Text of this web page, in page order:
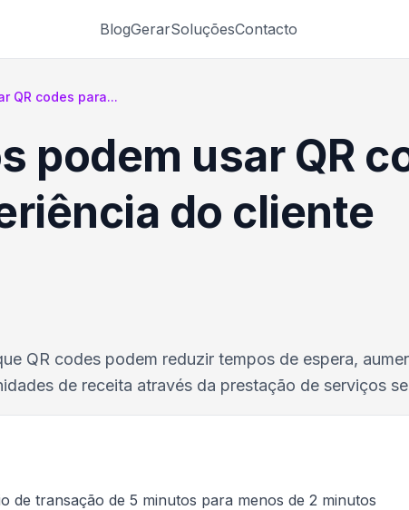
BlogGerarSoluçõesContacto
QR codes para...
podem usar QR
do cliente
QR codes podem reduzir tempos de espera,
de receita através da prestação de serviços
de transação de 5 minutos para menos de 2 minutos